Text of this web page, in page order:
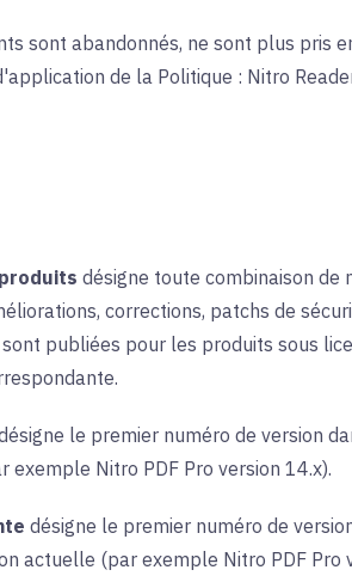
sont abandonnés, ne sont plus pris
de la Politique : Nitro
désigne toute combinaison de
corrections, patchs de
publiées pour les produits sous
le premier numéro de version
exemple Nitro PDF Pro version 14.x).
désigne le premier numéro de
actuelle (par exemple Nitro PDF Pro